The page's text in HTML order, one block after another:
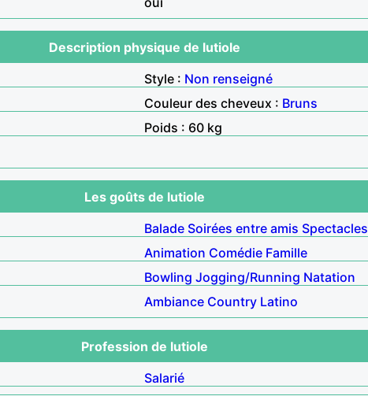
Description physique de lutiole
Style : Non renseigné
Couleur des cheveux : Bruns
Poids : 60 kg
Les goûts de lutiole
Balade Soirées entre amis Spectacles
Animation Comédie Famille
Bowling Jogging/Running Natation
Ambiance Country Latino
Profession de lutiole
Salarié